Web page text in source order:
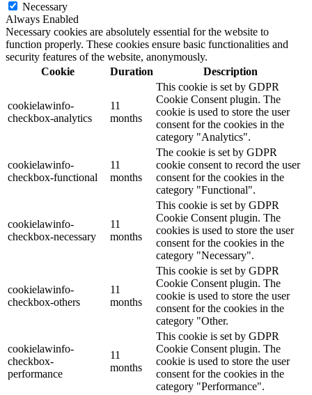
Necessary
Always Enabled
Necessary cookies are absolutely essential for the website to
function properly. These cookies ensure basic functionalities and
security features of the website, anonymously.
Cookie
Duration Description
cookielawinfo-
checkbox-analytics
11
months
This cookie is set by GDPR
Cookie Consent plugin. The
cookie is used to store the user
consent for the cookies in the
category "Analytics".
cookielawinfo-
checkbox-functional
11
months
The cookie is set by GDPR
cookie consent to record the user
consent for the cookies in the
category "Functional".
cookielawinfo-
checkbox-necessary
11
months
This cookie is set by GDPR
Cookie Consent plugin. The
cookies is used to store the user
consent for the cookies in the
category "Necessary".
cookielawinfo-
checkbox-others
11
months
This cookie is set by GDPR
Cookie Consent plugin. The
cookie is used to store the user
consent for the cookies in the
category "Other.
cookielawinfo-
checkbox-
performance
11
months
This cookie is set by GDPR
Cookie Consent plugin. The
cookie is used to store the user
consent for the cookies in the
category "Performance".